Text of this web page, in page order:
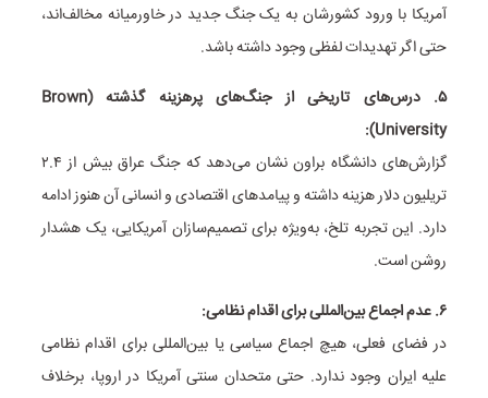
آمریکا با ورود کشورشان به یک جنگ جدید در خاورمیانه مخالف‌اند،
حتی اگر تهدیدات لفظی وجود داشته باشد.
۵. درس‌های تاریخی از جنگ‌های پرهزینه گذشته (Brown
University):
گزارش‌های دانشگاه براون نشان می‌دهد که جنگ عراق بیش از ۲.۴
تریلیون دلار هزینه داشته و پیامدهای اقتصادی و انسانی آن هنوز ادامه
دارد. این تجربه تلخ، به‌ویژه برای تصمیم‌سازان آمریکایی، یک هشدار
روشن است.
۶. عدم اجماع بین‌المللی برای اقدام نظامی:
در فضای فعلی، هیچ اجماع سیاسی یا بین‌المللی برای اقدام نظامی
علیه ایران وجود ندارد. حتی متحدان سنتی آمریکا در اروپا، برخلاف